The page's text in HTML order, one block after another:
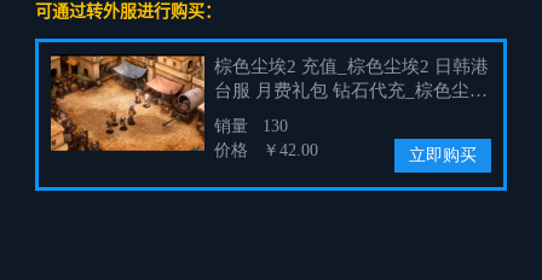
可通过转外服进行购买：